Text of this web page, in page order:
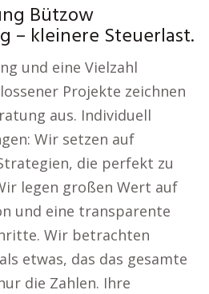
Bützow
– kleinere Steuerlast.
und eine Vielzahl
Projekte zeichnen
aus. Individuell
Wir setzen auf
die perfekt zu
legen großen Wert auf
und eine transparente
Wir betrachten
etwas, das das gesamte
die Zahlen. Ihre